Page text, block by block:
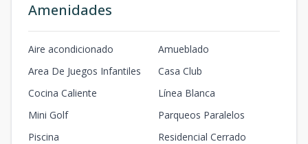
Amenidades
Aire acondicionado
Amueblado
Area De Juegos Infantiles
Casa Club
Cocina Caliente
Línea Blanca
Mini Golf
Parqueos Paralelos
Piscina
Residencial Cerrado